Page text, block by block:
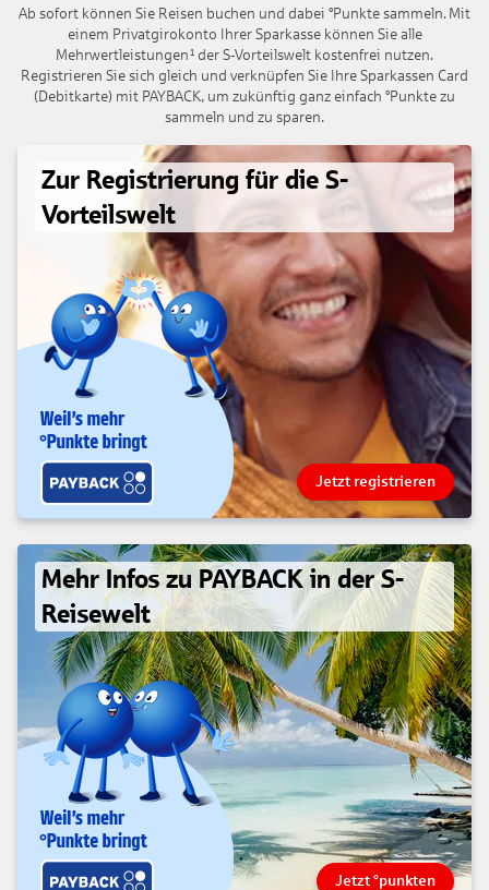
Ab sofort können Sie Reisen buchen und dabei °Punkte sammeln. Mit
einem Privatgirokonto Ihrer Sparkasse können Sie alle
Mehrwertleistungen¹ der S-Vorteilswelt kostenfrei nutzen.
Registrieren Sie sich gleich und verknüpfen Sie Ihre Sparkassen Card
(Debitkarte) mit PAYBACK, um zukünftig ganz einfach °Punkte zu
sammeln und zu sparen.
Zur Registrierung für die S-
Vorteilswelt
Jetzt registrieren
Mehr Infos zu PAYBACK in der S-
Reisewelt
Jetzt °punkten